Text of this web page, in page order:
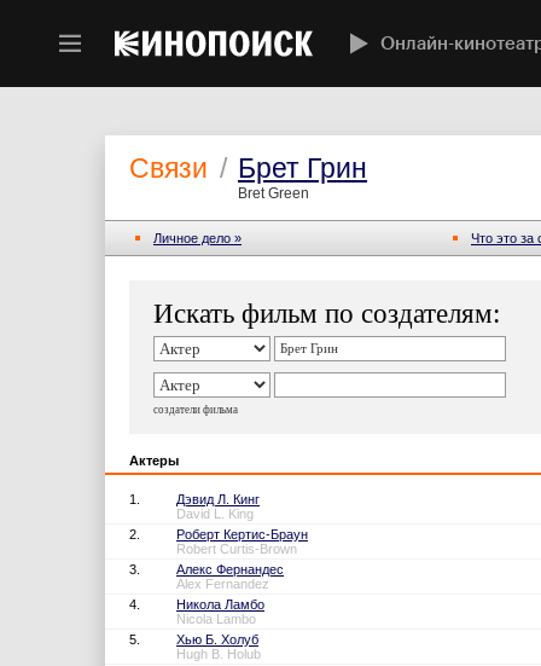
Онлайн-
Связи / Брет Грин
Bret Green
Личное дело » Что это за
Искать фильм по создателям:
создатели фильма
Актеры
1.
Дэвид Л. Кинг
David L. King
2.
Роберт Кертис-Браун
Robert Curtis-Brown
3.
Алекс Фернандес
Alex Fernandez
4.
Никола Ламбо
Nicola Lambo
5.
Хью Б. Холуб
Hugh B. Holub